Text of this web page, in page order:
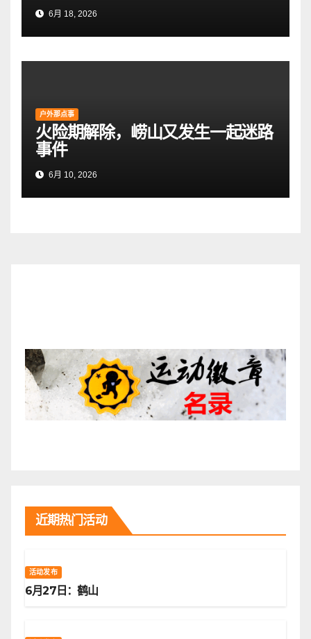
6月 18, 2026
户外那点事
火险期解除，崂山又发生一起迷路
事件
6月 10, 2026
近期热门活动
活动发布
6月27日：鹤山